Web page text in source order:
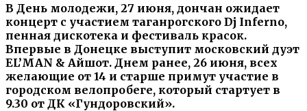
В День молодежи, 27 июня, дончан ожидает
концерт с участием таганрогского Dj Inferno,
пенная дискотека и фестиваль красок.
Впервые в Донецке выступит московский дуэт
EL’MAN & Айшот. Днем ранее, 26 июня, всех
желающие от 14 и старше примут участие в
городском велопробеге, который стартует в
9.30 от ДК «Гундоровский».